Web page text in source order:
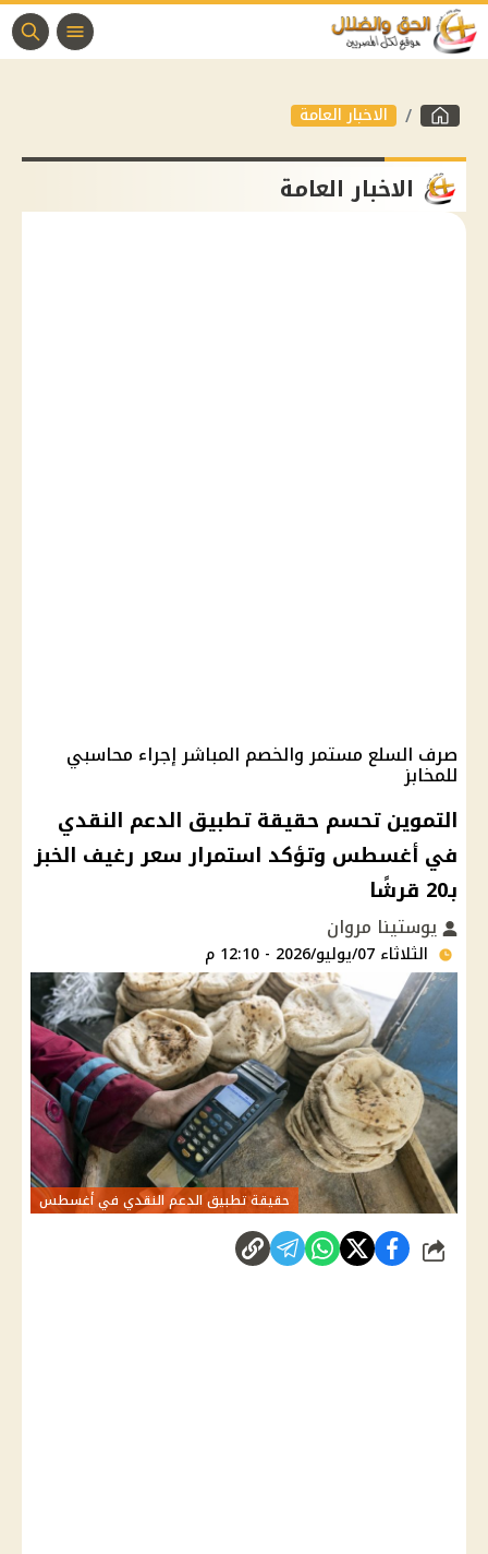
الاخبار العامة
الاخبار العامة
صرف السلع مستمر والخصم المباشر إجراء محاسبي
للمخابز
التموين تحسم حقيقة تطبيق الدعم النقدي
في أغسطس وتؤكد استمرار سعر رغيف الخبز
بـ20 قرشًا
يوستينا مروان
الثلاثاء 07/يوليو/2026 - 12:10 م
حقيقة تطبيق الدعم النقدي في أغسطس
شارك